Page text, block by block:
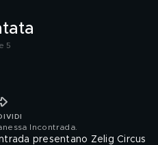
5
Incontrada
presentano Zelig Circus